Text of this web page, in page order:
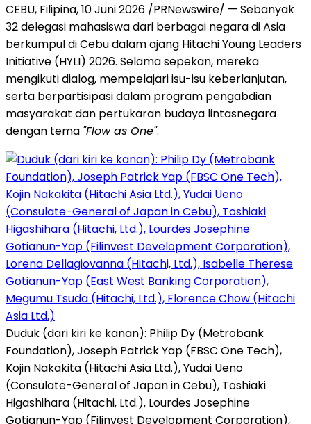
CEBU, Filipina, 10 Juni 2026 /PRNewswire/ — Sebanyak
32 delegasi mahasiswa dari berbagai negara di Asia
berkumpul di Cebu dalam ajang Hitachi Young Leaders
Initiative (HYLI) 2026. Selama sepekan, mereka
mengikuti dialog, mempelajari isu-isu keberlanjutan,
serta berpartisipasi dalam program pengabdian
masyarakat dan pertukaran budaya lintasnegara
dengan tema "Flow as One".
Duduk (dari kiri ke kanan): Philip Dy (Metrobank
Foundation), Joseph Patrick Yap (FBSC One Tech),
Kojin Nakakita (Hitachi Asia Ltd.), Yudai Ueno
(Consulate-General of Japan in Cebu), Toshiaki
Higashihara (Hitachi, Ltd.), Lourdes Josephine
Gotianun-Yap (Filinvest Development Corporation),